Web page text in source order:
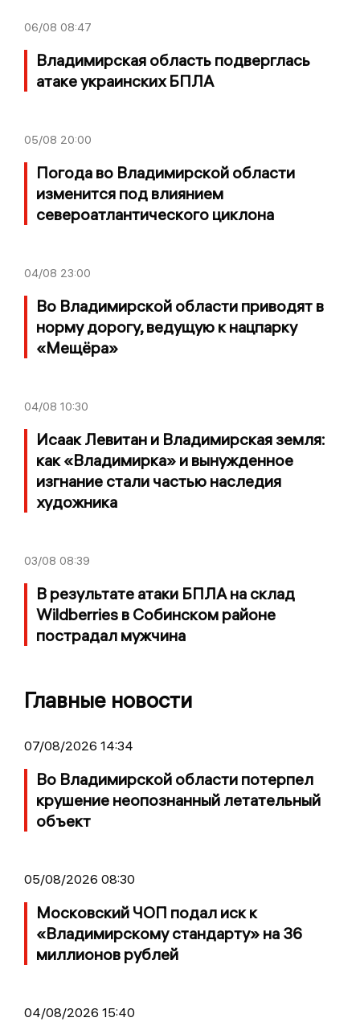
06/08 08:47
Владимирская область подверглась
атаке украинских БПЛА
05/08 20:00
Погода во Владимирской области
изменится под влиянием
североатлантического циклона
04/08 23:00
Во Владимирской области приводят в
норму дорогу, ведущую к нацпарку
«Мещёра»
04/08 10:30
Исаак Левитан и Владимирская земля:
как «Владимирка» и вынужденное
изгнание стали частью наследия
художника
03/08 08:39
В результате атаки БПЛА на склад
Wildberries в Собинском районе
пострадал мужчина
Главные новости
07/08/2026 14:34
Во Владимирской области потерпел
крушение неопознанный летательный
объект
05/08/2026 08:30
Московский ЧОП подал иск к
«Владимирскому стандарту» на 36
миллионов рублей
04/08/2026 15:40